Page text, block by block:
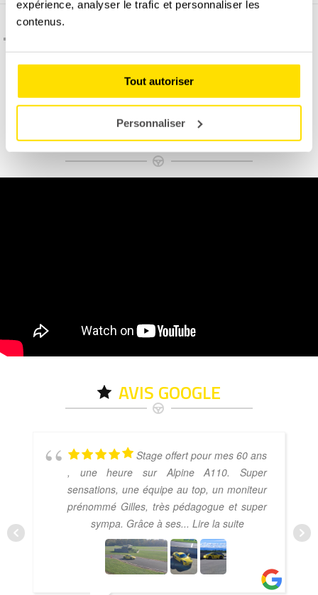
expérience, analyser le trafic et personnaliser les
contenus.
Tout autoriser
Personnaliser
Permis B obligatoire à présenter le jour du stage.
DÉCOUVREZ NOTRE AUDI R8
AVIS GOOGLE
Stage offert pour mes 60 ans
, une heure sur Alpine A110. Super
sensations, une équipe au top, un moniteur
prénommé Gilles, très pédagogue et super
sympa. Grâce à ses... Lire la suite